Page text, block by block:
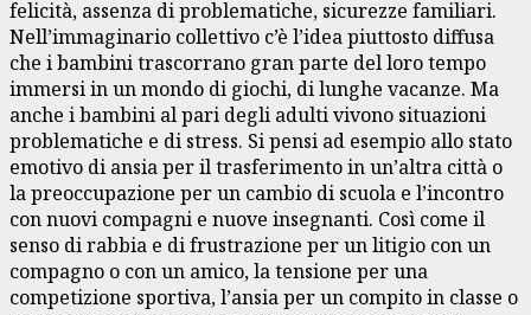
felicità, assenza di problematiche, sicurezze familiari.
Nell’immaginario collettivo c’è l’idea piuttosto diffusa
che i bambini trascorrano gran parte del loro tempo
immersi in un mondo di giochi, di lunghe vacanze. Ma
anche i bambini al pari degli adulti vivono situazioni
problematiche e di stress. Si pensi ad esempio allo stato
emotivo di ansia per il trasferimento in un’altra città o
la preoccupazione per un cambio di scuola e l’incontro
con nuovi compagni e nuove insegnanti. Così come il
senso di rabbia e di frustrazione per un litigio con un
compagno o con un amico, la tensione per una
competizione sportiva, l’ansia per un compito in classe o